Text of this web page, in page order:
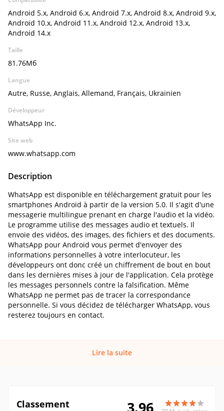
Android 5.x, Android 6.x, Android 7.x, Android 8.x, Android 9.x,
Android 10.x, Android 11.x, Android 12.x, Android 13.x,
Android 14.x
Taille
81.76Мб
Langue
Autre, Russe, Anglais, Allemand, Français, Ukrainien
Développeur
WhatsApp Inc.
Site web
www.whatsapp.com
Description
WhatsApp est disponible en téléchargement gratuit pour les
smartphones Android à partir de la version 5.0. Il s'agit d'une
messagerie multilingue prenant en charge l'audio et la vidéo.
Le programme utilise des messages audio et textuels. Il
envoie des vidéos, des images, des fichiers et des documents.
WhatsApp pour Android vous permet d'envoyer des
informations personnelles à votre interlocuteur, les
développeurs ont donc créé un chiffrement de bout en bout
dans les dernières mises à jour de l'application. Cela protège
les messages personnels contre la falsification. Même
WhatsApp ne permet pas de tracer la correspondance
personnelle. Si vous décidez de télécharger WhatsApp, vous
resterez toujours en contact.
Lire la suite
Classement 3.96